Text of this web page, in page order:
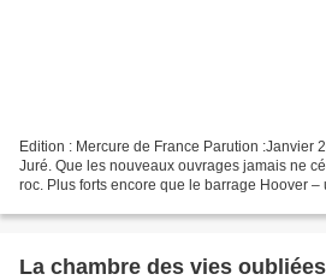
Edition : Mercure de France Parution :Janvier
Juré. Que les nouveaux ouvrages jamais ne
roc. Plus forts encore que le barrage Hoover –
La chambre des vies